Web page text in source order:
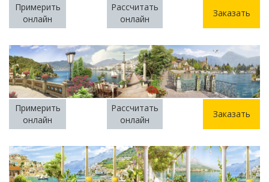
Примерить
онлайн
Рассчитать
онлайн
Заказать
Примерить
онлайн
Рассчитать
онлайн
Заказать